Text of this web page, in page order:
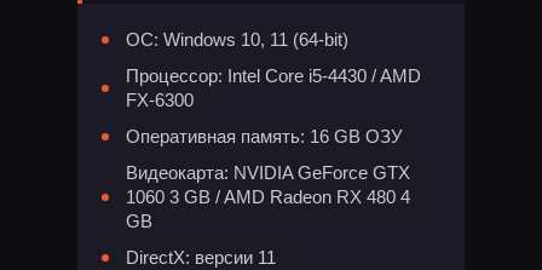
ОС: Windows 10, 11 (64-bit)
Процессор: Intel Core i5-4430 / AMD
FX-6300
Оперативная память: 16 GB ОЗУ
Видеокарта: NVIDIA GeForce GTX
1060 3 GB / AMD Radeon RX 480 4
GB
DirectX: версии 11